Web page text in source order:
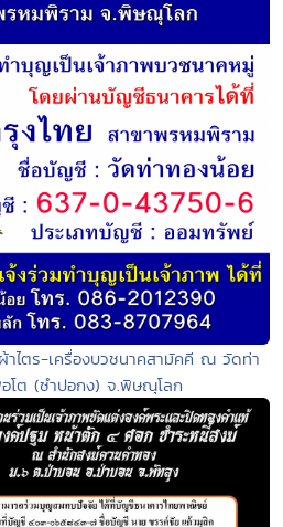
ไตร-เครื่องบวชนาคสามัคคี ณ วัดท่า
โต (ซำปอกง) จ.พิษณุโลก